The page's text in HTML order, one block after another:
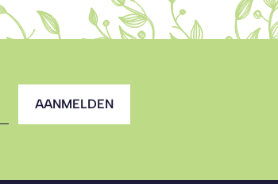
AANMELDEN